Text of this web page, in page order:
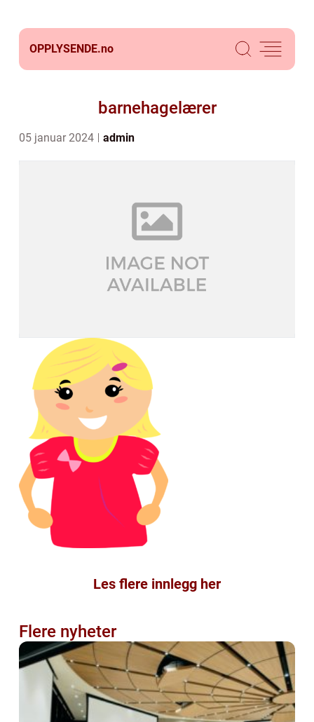
OPPLYSENDE.no
barnehagelærer
05 januar 2024 admin
Les flere innlegg her
Flere nyheter